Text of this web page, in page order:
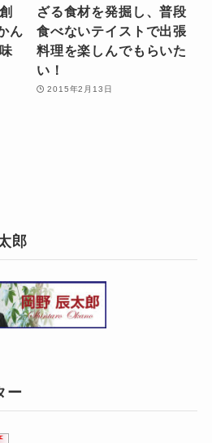
ん
ざる食材を発掘し、普段
食べないテイストで出張
料理を楽しんでもらいた
い！
2015年2月13日
郎
ー